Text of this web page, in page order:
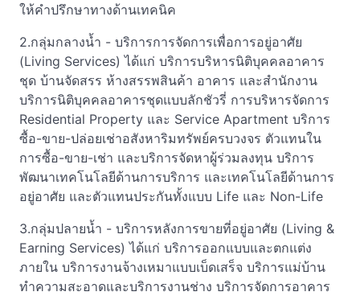
ให้คำปรึกษาทางด้านเทคนิค
2.กลุ่มกลางน้ำ - บริการการจัดการเพื่อการอยู่อาศัย
(Living Services) ได้แก่ บริการบริหารนิติบุคคลอาคาร
ชุด บ้านจัดสรร ห้างสรรพสินค้า อาคาร และสำนักงาน
บริการนิติบุคคลอาคารชุดแบบลักชัวรี่ การบริหารจัดการ
Residential Property และ Service Apartment บริการ
ซื้อ-ขาย-ปล่อยเช่าอสังหาริมทรัพย์ครบวงจร ตัวแทนใน
การซื้อ-ขาย-เช่า และบริการจัดหาผู้ร่วมลงทุน บริการ
พัฒนาเทคโนโลยีด้านการบริการ และเทคโนโลยีด้านการ
อยู่อาศัย และตัวแทนประกันทั้งแบบ Life และ Non-Life
3.กลุ่มปลายน้ำ - บริการหลังการขายที่อยู่อาศัย (Living &
Earning Services) ได้แก่ บริการออกแบบและตกแต่ง
ภายใน บริการงานจ้างเหมาแบบเบ็ดเสร็จ บริการแม่บ้าน
ทำความสะอาดและบริการงานช่าง บริการจัดการอาคาร